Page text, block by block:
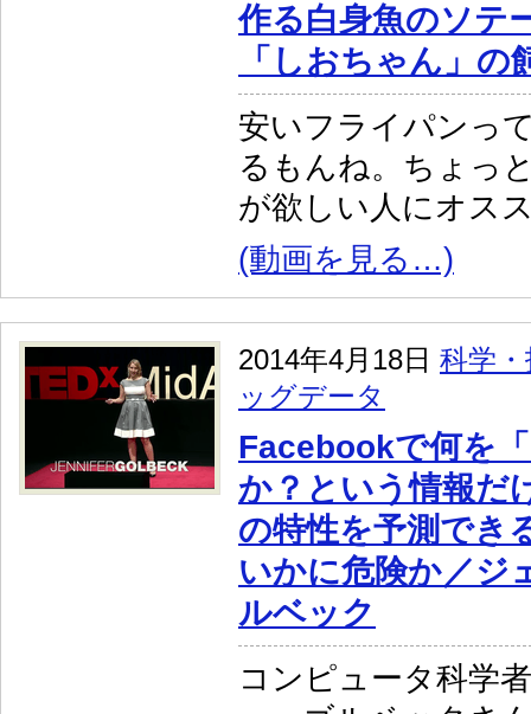
作る白身魚のソテ
「しおちゃん」の
安いフライパンっ
るもんね。ちょっ
が欲しい人にオス
(動画を見る…)
2014年4月18日 科学
ッグデータ
Facebookで何を
か？という情報だ
の特性を予測でき
いかに危険か／ジ
ルベック
コンピュータ科学